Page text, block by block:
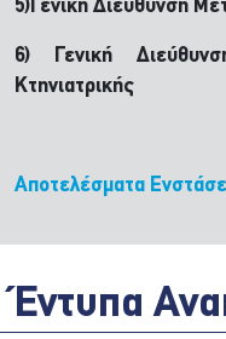
5)Γενική Διεύθυνση
6) Γενική
Κτηνιατρικής
Αποτελέσματα
Έντυπα